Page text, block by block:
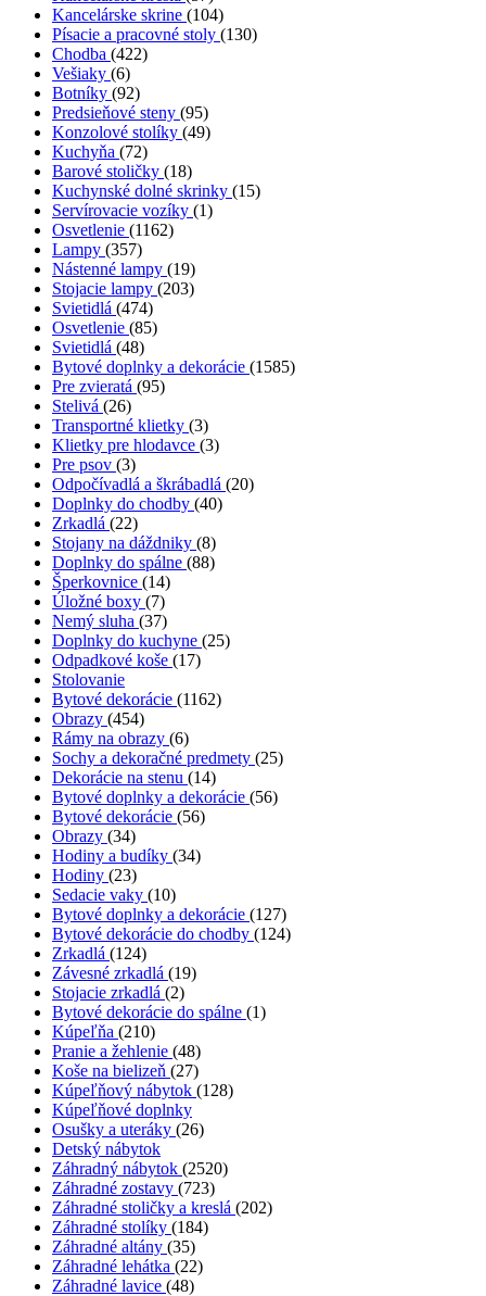
Kancelárske skrine (104)
Písacie a pracovné stoly (130)
Chodba (422)
Vešiaky (6)
Botníky (92)
Predsieňové steny (95)
Konzolové stolíky (49)
Kuchyňa (72)
Barové stoličky (18)
Kuchynské dolné skrinky (15)
Servírovacie vozíky (1)
Osvetlenie (1162)
Lampy (357)
Nástenné lampy (19)
Stojacie lampy (203)
Svietidlá (474)
Osvetlenie (85)
Svietidlá (48)
Bytové doplnky a dekorácie (1585)
Pre zvieratá (95)
Stelivá (26)
Transportné klietky (3)
Klietky pre hlodavce (3)
Pre psov (3)
Odpočívadlá a škrábadlá (20)
Doplnky do chodby (40)
Zrkadlá (22)
Stojany na dáždniky (8)
Doplnky do spálne (88)
Šperkovnice (14)
Úložné boxy (7)
Nemý sluha (37)
Doplnky do kuchyne (25)
Odpadkové koše (17)
Stolovanie
Bytové dekorácie (1162)
Obrazy (454)
Rámy na obrazy (6)
Sochy a dekoračné predmety (25)
Dekorácie na stenu (14)
Bytové doplnky a dekorácie (56)
Bytové dekorácie (56)
Obrazy (34)
Hodiny a budíky (34)
Hodiny (23)
Sedacie vaky (10)
Bytové doplnky a dekorácie (127)
Bytové dekorácie do chodby (124)
Zrkadlá (124)
Závesné zrkadlá (19)
Stojacie zrkadlá (2)
Bytové dekorácie do spálne (1)
Kúpeľňa (210)
Pranie a žehlenie (48)
Koše na bielizeň (27)
Kúpeľňový nábytok (128)
Kúpeľňové doplnky
Osušky a uteráky (26)
Detský nábytok
Záhradný nábytok (2520)
Záhradné zostavy (723)
Záhradné stoličky a kreslá (202)
Záhradné stolíky (184)
Záhradné altány (35)
Záhradné lehátka (22)
Záhradné lavice (48)